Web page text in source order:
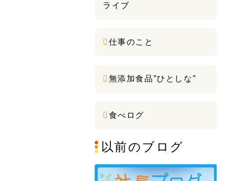
ライブ
仕事のこと
無添加食品”ひとしな”
食べログ
以前のブログ